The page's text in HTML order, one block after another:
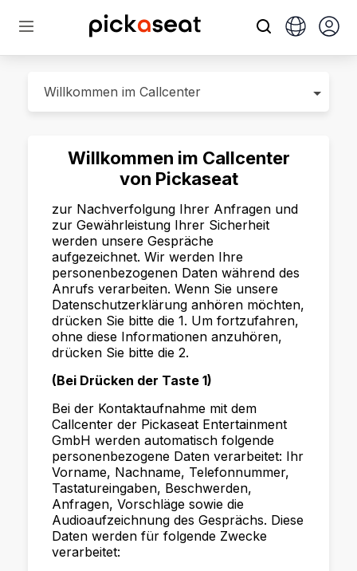
Willkommen im Callcenter
von Pickaseat
zur Nachverfolgung Ihrer Anfragen und
zur Gewährleistung Ihrer Sicherheit
werden unsere Gespräche
aufgezeichnet. Wir werden Ihre
personenbezogenen Daten während des
Anrufs verarbeiten. Wenn Sie unsere
Datenschutzerklärung anhören möchten,
drücken Sie bitte die 1. Um fortzufahren,
ohne diese Informationen anzuhören,
drücken Sie bitte die 2.
(Bei Drücken der Taste 1)
Bei der Kontaktaufnahme mit dem
Callcenter der Pickaseat Entertainment
GmbH werden automatisch folgende
personenbezogene Daten verarbeitet: Ihr
Vorname, Nachname, Telefonnummer,
Tastatureingaben, Beschwerden,
Anfragen, Vorschläge sowie die
Audioaufzeichnung des Gesprächs. Diese
Daten werden für folgende Zwecke
verarbeitet: